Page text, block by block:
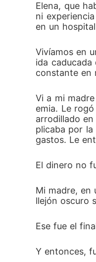
Elena, que
ni
en un
Vivíamos en
ida
constante en
Vi a mi
emia. Le
arrodillado
plicaba por
gastos. Le
El dinero no
Mi madre, en
llejón oscuro
Ese fue el
Y entonces,